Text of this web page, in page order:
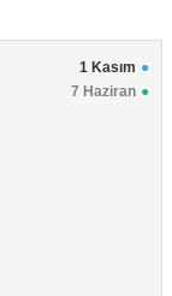
1 Kasım
7 Haziran